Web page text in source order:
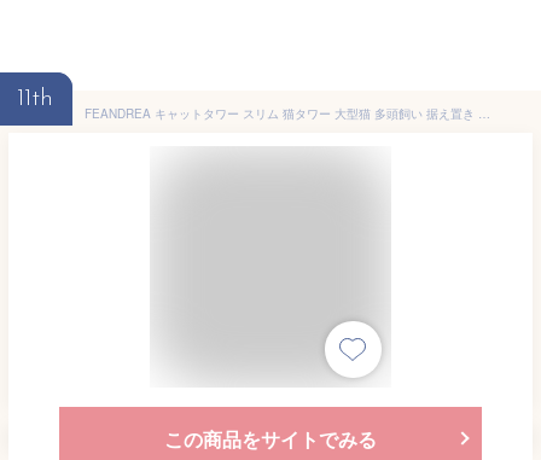
11th
FEANDREA キャットタワー スリム 猫タワー 大型猫 多頭飼い 据え置き 省スペース ハンモック付き 爪とぎ 運動不足解消 高さ155CM ピンクPCT192P01
この商品をサイトでみる